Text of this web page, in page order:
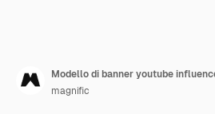
Modello di banner youtube
magnific